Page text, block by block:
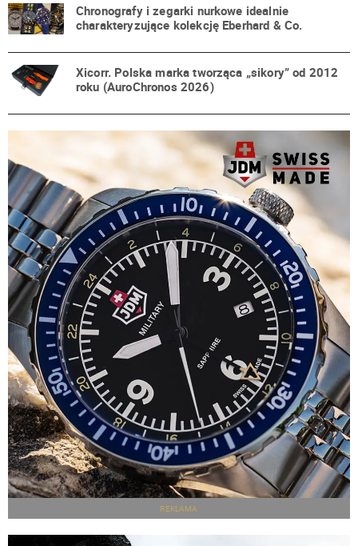
Chronografy i zegarki nurkowe idealnie
charakteryzujące kolekcję Eberhard & Co.
Xicorr. Polska marka tworząca „sikory” od 2012
roku (AuroChronos 2026)
REKLAMA